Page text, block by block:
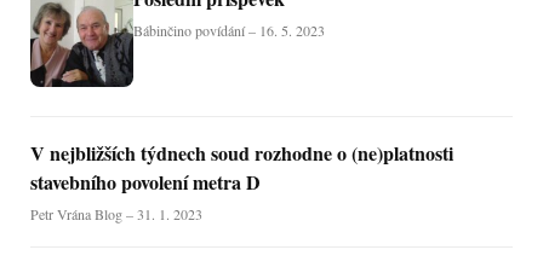
Bábinčino povídání – 16. 5. 2023
V nejbližších týdnech soud rozhodne o (ne)platnosti
stavebního povolení metra D
Petr Vrána Blog – 31. 1. 2023